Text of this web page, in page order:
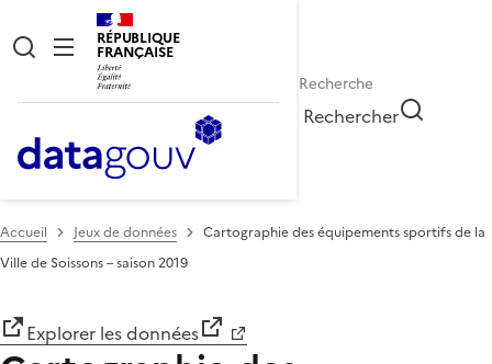
RÉPUBLIQUE
FRANÇAISE
Rechercher
Accueil Jeux de données
Cartographie des équipements sportifs de la
Ville de Soissons – saison 2019
Explorer les données